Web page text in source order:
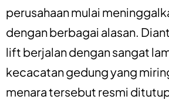
perusahaan mulai
dengan berbagai alasan.
lift berjalan dengan sangat
kecacatan gedung yang
menara tersebut resmi